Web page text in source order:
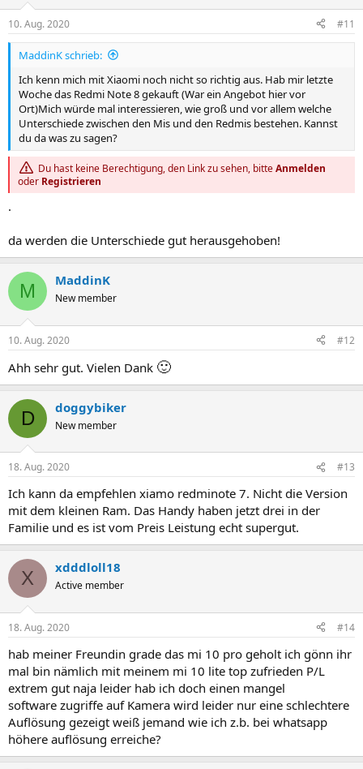
10. Aug. 2020 #11
MaddinK schrieb:
Ich kenn mich mit Xiaomi noch nicht so richtig aus. Hab mir letzte
Woche das Redmi Note 8 gekauft (War ein Angebot hier vor
Ort)Mich würde mal interessieren, wie groß und vor allem welche
Unterschiede zwischen den Mis und den Redmis bestehen. Kannst
du da was zu sagen?
Du hast keine Berechtigung, den Link zu sehen, bitteAnmelden
oder Registrieren
.
da werden die Unterschiede gut herausgehoben!
M MaddinK
New member
10. Aug. 2020 #12
Ahh sehr gut. Vielen Dank 🙂
D doggybiker
New member
18. Aug. 2020 #13
Ich kann da empfehlen xiamo redminote 7. Nicht die Version
mit dem kleinen Ram. Das Handy haben jetzt drei in der
Familie und es ist vom Preis Leistung echt supergut.
X xdddloll18
Active member
18. Aug. 2020 #14
hab meiner Freundin grade das mi 10 pro geholt ich gönn ihr
mal bin nämlich mit meinem mi 10 lite top zufrieden P/L
extrem gut naja leider hab ich doch einen mangel
software zugriffe auf Kamera wird leider nur eine schlechtere
Auflösung gezeigt weiß jemand wie ich z.b. bei whatsapp
höhere auflösung erreiche?